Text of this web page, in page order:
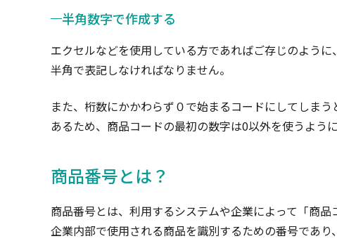
半角数字で作成する
エクセルなどを使用している方であればご存じのよう
半角で表記しなければなりません。
また、桁数にかかわらず０で始まるコードにしてしま
あるため、商品コードの最初の数字は0以外を使うように
商品番号とは？
商品番号とは、利用するシステムや企業によって「商
企業内部で使用される商品を識別するための番号であ